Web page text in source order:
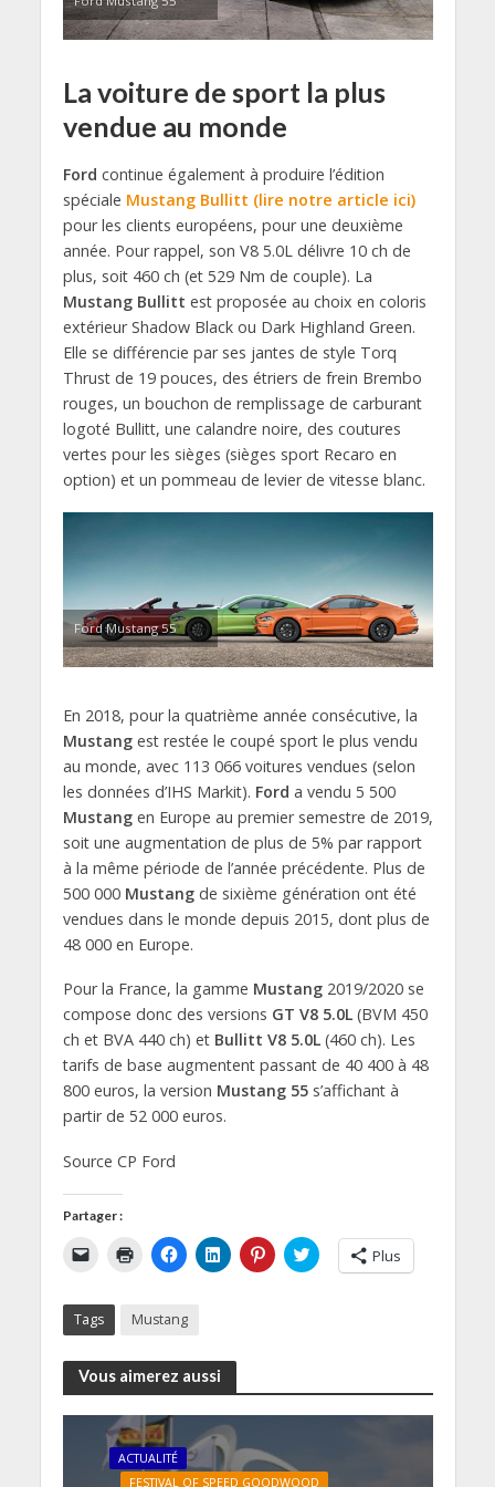
La voiture de sport la plus
vendue au monde
Ford continue également à produire l’édition
spéciale Mustang Bullitt (lire notre article ici)
pour les clients européens, pour une deuxième
année. Pour rappel, son V8 5.0L délivre 10 ch de
plus, soit 460 ch (et 529 Nm de couple). La
Mustang Bullitt est proposée au choix en coloris
extérieur Shadow Black ou Dark Highland Green.
Elle se différencie par ses jantes de style Torq
Thrust de 19 pouces, des étriers de frein Brembo
rouges, un bouchon de remplissage de carburant
logoté Bullitt, une calandre noire, des coutures
vertes pour les sièges (sièges sport Recaro en
option) et un pommeau de levier de vitesse blanc.
Ford Mustang 55
En 2018, pour la quatrième année consécutive, la
Mustangest restée le coupé sport le plus vendu
au monde, avec 113 066 voitures vendues (selon
les données d’IHS Markit). Ford a vendu 5 500
Mustangen Europe au premier semestre de 2019,
soit une augmentation de plus de 5% par rapport
à la même période de l’année précédente. Plus de
500 000 Mustangde sixième génération ont été
vendues dans le monde depuis 2015, dont plus de
48 000 en Europe.
Pour la France, la gamme Mustang2019/2020 se
compose donc des versions GT V8 5.0L(BVM 450
ch et BVA 440 ch) et Bullitt V8 5.0L(460 ch). Les
tarifs de base augmentent passant de 40 400 à 48
800 euros, la version Mustang 55s’affichant à
partir de 52 000 euros.
Source CP Ford
Partager :
u
e
r
o
u
r
e
o
u
r
m
p
r
i
m
C
l
e
o
u
r
t
a
g
C
l
o
r
a
r
t
a
g
C
l
r
t
a
g
C
l
r
a
g
Plus
Tags Mustang
Vous aimerez aussi
ACTUALITÉ
FESTIVAL OF SPEED GOODWOOD